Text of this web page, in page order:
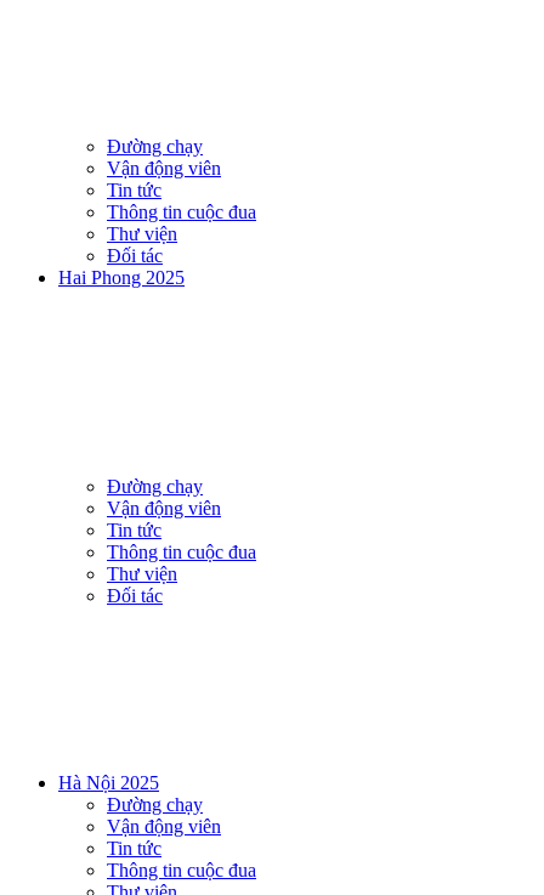
Đường chạy
Vận động viên
Tin tức
Thông tin cuộc đua
Thư viện
Đối tác
Hai Phong 2025
Đường chạy
Vận động viên
Tin tức
Thông tin cuộc đua
Thư viện
Đối tác
Hà Nội 2025
Đường chạy
Vận động viên
Tin tức
Thông tin cuộc đua